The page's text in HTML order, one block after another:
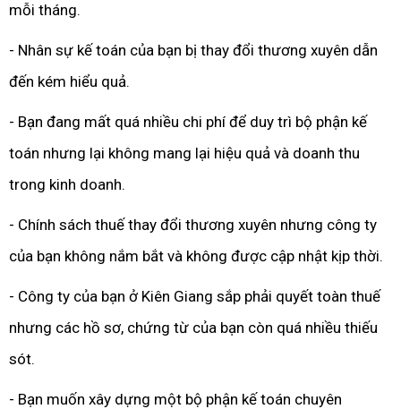
mỗi tháng.
- Nhân sự kế toán của bạn bị thay đổi thương xuyên dẫn
đến kém hiểu quả.
- Bạn đang mất quá nhiều chi phí để duy trì bộ phận kế
toán nhưng lại không mang lại hiệu quả và doanh thu
trong kinh doanh.
- Chính sách thuế thay đổi thương xuyên nhưng công ty
của bạn không nắm bắt và không được cập nhật kịp thời.
- Công ty của bạn ở Kiên Giang sắp phải quyết toàn thuế
nhưng các hồ sơ, chứng từ của bạn còn quá nhiều thiếu
sót.
- Bạn muốn xây dựng một bộ phận kế toán chuyên